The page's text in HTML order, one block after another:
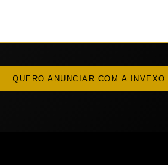
QUERO ANUNCIAR COM A INVEXO